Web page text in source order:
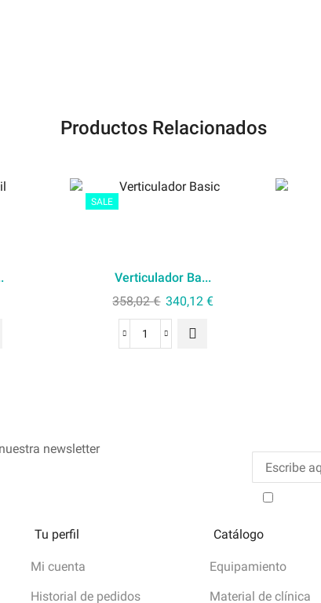
Productos Relacionados
SALE
Verticulador Ba...
358,02€ 340,12€
newsletter
Tu perfil
Mi cuenta
Historial de pedidos
Catálogo
Equipamiento
Material de clínica